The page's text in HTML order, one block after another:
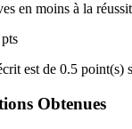
en moins à la
pts
est de 0.5 point(s)
Obtenues